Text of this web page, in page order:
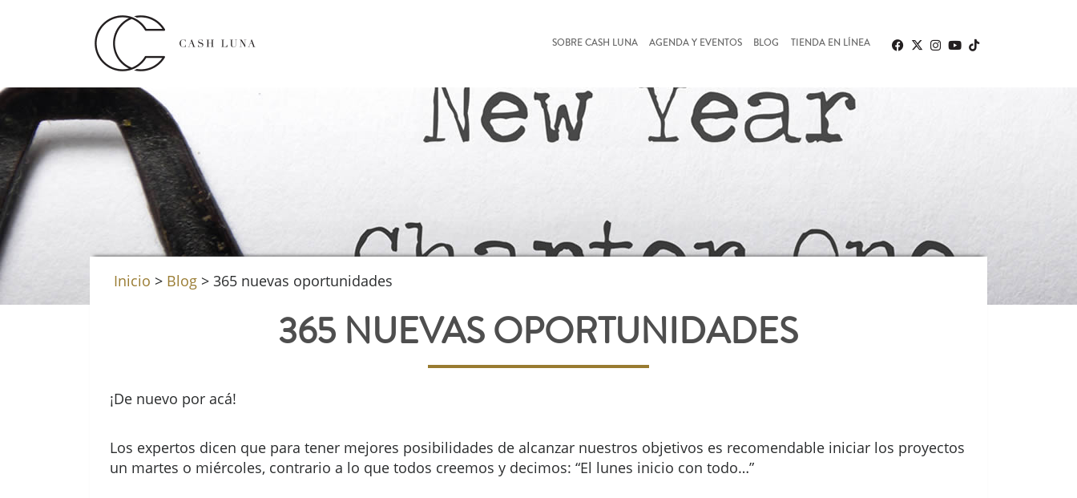
SOBRE CASH LUNA AGENDA Y EVENTOS BLOG TIENDA EN LÍNEA
Inicio > Blog> 365 nuevas oportunidades
365 NUEVAS OPORTUNIDADES
¡De nuevo por acá!
Los expertos dicen que para tener mejores posibilidades de alcanzar nuestros objetivos es recomendable iniciar los proyectos
un martes o miércoles, contrario a lo que todos creemos y decimos: “El lunes inicio con todo…”